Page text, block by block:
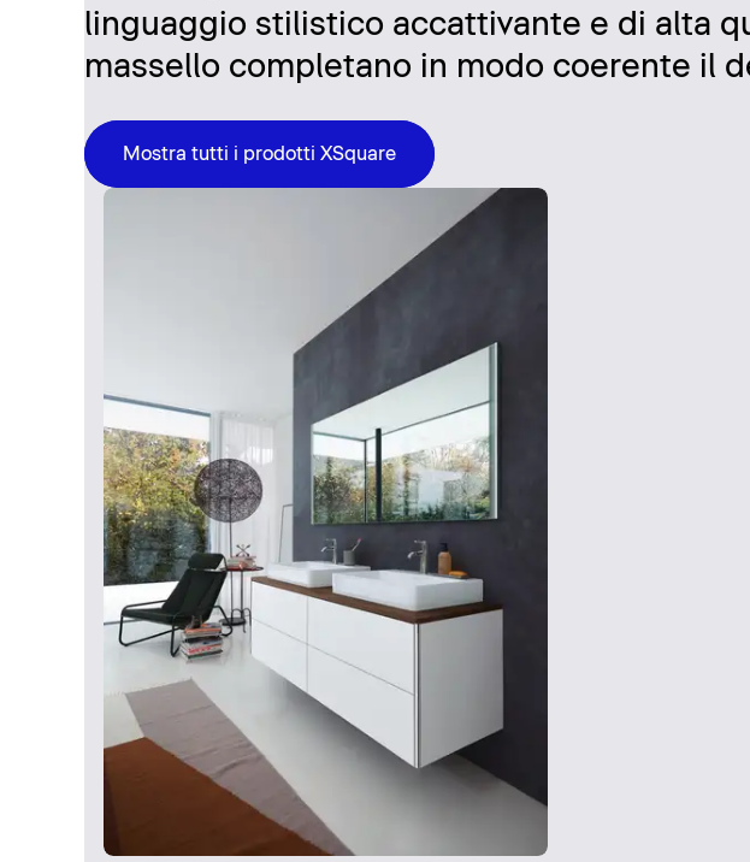
linguaggio stilistico accattivante e di alta
massello completano in modo coerente il
Mostra tutti i prodotti XSquare